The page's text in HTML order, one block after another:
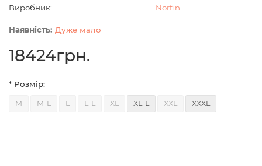
Виробник:
Norfin
Дуже мало
18424грн.
* Розмір:
M M-L L L-L XL XL-L XXL XXXL